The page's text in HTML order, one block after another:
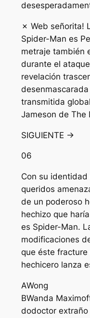
✗ Web señorita!
Spider-Man es
metraje también
durante el
revelación
transmitida
Jameson de The
SIGUIENTE →
06
Con su
queridos
de un poderoso
hechizo que
es Spider-Man.
modificaciones
que éste fracture
hechicero lanza
AWong
BWanda
dodoctor extraño